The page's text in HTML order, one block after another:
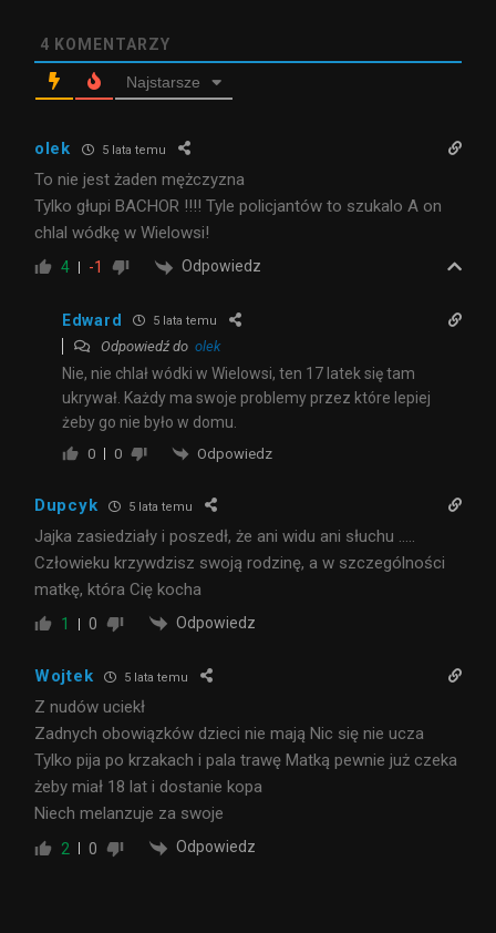
4 KOMENTARZY
Najstarsze
olek 5 lata temu
To nie jest żaden mężczyzna
Tylko głupi BACHOR !!!! Tyle policjantów to szukalo A on
chlal wódkę w Wielowsi!
4 -1 Odpowiedz
Edward 5 lata temu
Odpowiedź do olek
Nie, nie chlał wódki w Wielowsi, ten 17 latek się tam
ukrywał. Każdy ma swoje problemy przez które lepiej
żeby go nie było w domu.
0 0 Odpowiedz
Dupcyk 5 lata temu
Jajka zasiedziały i poszedł, że ani widu ani słuchu …..
Człowieku krzywdzisz swoją rodzinę, a w szczególności
matkę, która Cię kocha
1 0 Odpowiedz
Wojtek 5 lata temu
Z nudów uciekł
Zadnych obowiązków dzieci nie mają Nic się nie ucza
Tylko pija po krzakach i pala trawę Matką pewnie już czeka
żeby miał 18 lat i dostanie kopa
Niech melanzuje za swoje
2 0 Odpowiedz